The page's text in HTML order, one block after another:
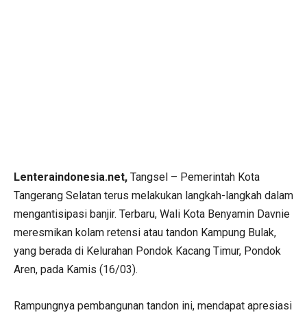
Lenteraindonesia.net, Tangsel – Pemerintah Kota
Tangerang Selatan terus melakukan langkah-langkah dalam
mengantisipasi banjir. Terbaru, Wali Kota Benyamin Davnie
meresmikan kolam retensi atau tandon Kampung Bulak,
yang berada di Kelurahan Pondok Kacang Timur, Pondok
Aren, pada Kamis (16/03).
Rampungnya pembangunan tandon ini, mendapat apresiasi